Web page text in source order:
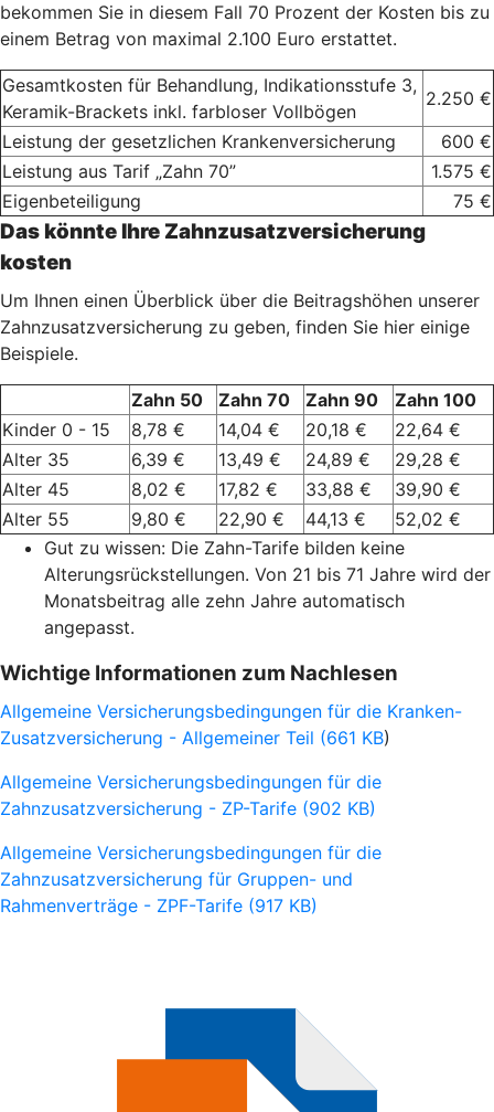
bekommen Sie in diesem Fall 70 Prozent der Kosten bis zu
einem Betrag von maximal 2.100 Euro erstattet.
Gesamtkosten für Behandlung, Indikationsstufe 3,
Keramik-Brackets inkl. farbloser Vollbögen
2.250 €
Leistung der gesetzlichen Krankenversicherung
600 €
Leistung aus Tarif „Zahn 70”
1.575 €
Eigenbeteiligung
75 €
Das könnte Ihre Zahnzusatzversicherung
kosten
Um Ihnen einen Überblick über die Beitragshöhen unserer
Zahnzusatzversicherung zu geben, finden Sie hier einige
Beispiele.
Zahn 50 Zahn 70 Zahn 90
Zahn 100
Kinder 0 - 15
8,78 € 14,04 € 20,18 €
22,64 €
Alter 35
6,39 € 13,49 € 24,89 €
29,28 €
Alter 45
8,02 € 17,82 € 33,88 €
39,90 €
Alter 55
9,80 € 22,90 € 44,13 €
52,02 €
Gut zu wissen: Die Zahn-Tarife bilden keine
Alterungsrückstellungen. Von 21 bis 71 Jahre wird der
Monatsbeitrag alle zehn Jahre automatisch
angepasst.
Wichtige Informationen zum Nachlesen
Allgemeine Versicherungsbedingungen für die Kranken-
Zusatzversicherung - Allgemeiner Teil (661 KB)
Allgemeine Versicherungsbedingungen für die
Zahnzusatzversicherung - ZP-Tarife (902 KB)
Allgemeine Versicherungsbedingungen für die
Zahnzusatzversicherung für Gruppen- und
Rahmenverträge - ZPF-Tarife (917 KB)